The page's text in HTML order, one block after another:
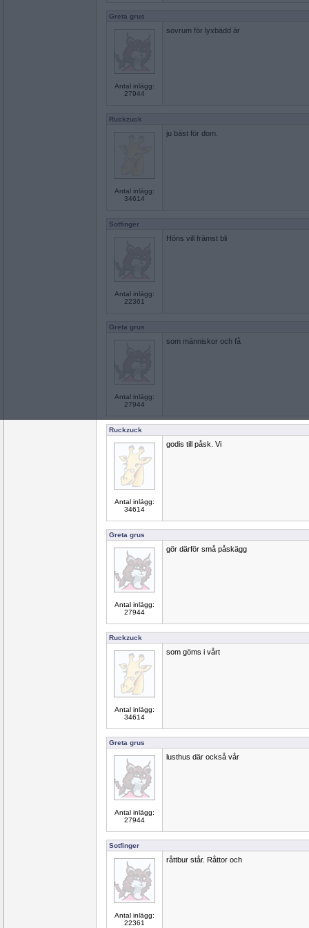
Greta grus
Antal inlägg:
27944
sovrum för lyxbädd är
Ruckzuck
Antal inlägg:
34614
ju bäst för dom.
Sotfinger
Antal inlägg:
22361
Höns vill främst bli
Greta grus
Antal inlägg:
27944
som människor och få
Ruckzuck
Antal inlägg:
34614
godis till påsk. Vi
Greta grus
Antal inlägg:
27944
gör därför små påskägg
Ruckzuck
Antal inlägg:
34614
som göms i vårt
Greta grus
Antal inlägg:
27944
lusthus där också vår
Sotfinger
Antal inlägg:
22361
råttbur står. Råttor och